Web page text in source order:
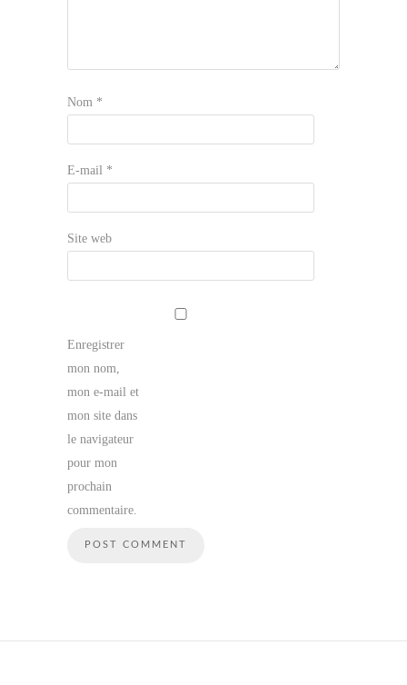
Nom *
E-mail *
Site web
Enregistrer
mon nom,
mon e-mail et
mon site dans
le navigateur
pour mon
prochain
commentaire.